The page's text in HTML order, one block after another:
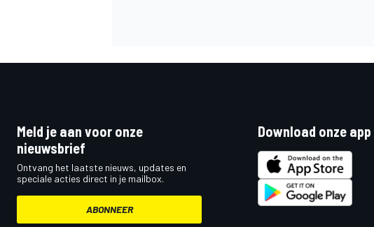
Meld je aan voor onze
nieuwsbrief
Ontvang het laatste nieuws, updates en
speciale acties direct in je mailbox.
ABONNEER
Download onze app